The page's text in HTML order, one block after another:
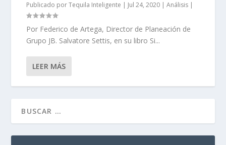
Publicado porTequila Inteligente | Jul 24, 2020 |Análisis |
Por Federico de Artega, Director de Planeación de
Grupo JB. Salvatore Settis, en su libro Si...
LEER MÁS